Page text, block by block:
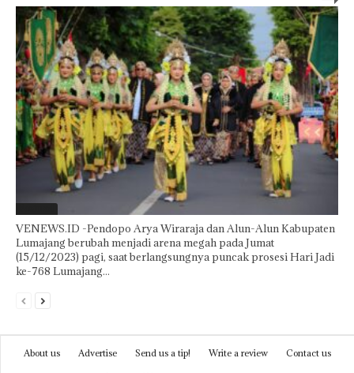
VENEWS.ID -Pendopo Arya Wiraraja dan Alun-Alun Kabupaten
Lumajang berubah menjadi arena megah pada Jumat
(15/12/2023) pagi, saat berlangsungnya puncak prosesi Hari Jadi
ke-768 Lumajang...
About us Advertise Send us a tip! Write a review
Contact us